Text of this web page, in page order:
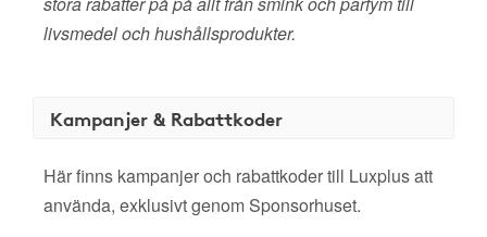
livsmedel och hushållsprodukter.
Kampanjer & Rabattkoder
Här finns kampanjer och rabattkoder till Luxplus att
använda, exklusivt genom Sponsorhuset.